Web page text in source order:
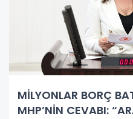
MİLYONLAR BORÇ
MHP’NİN CEVABI: